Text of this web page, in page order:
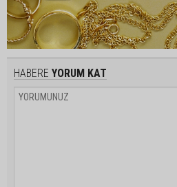
HABERE YORUM KAT